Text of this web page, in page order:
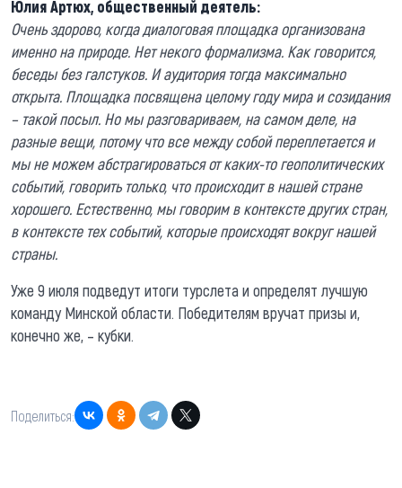
Юлия Артюх, общественный деятель:
Очень здорово, когда диалоговая площадка организована
именно на природе. Нет некого формализма. Как говорится,
беседы без галстуков. И аудитория тогда максимально
открыта. Площадка посвящена целому году мира и созидания
– такой посыл. Но мы разговариваем, на самом деле, на
разные вещи, потому что все между собой переплетается и
мы не можем абстрагироваться от каких-то геополитических
событий, говорить только, что происходит в нашей стране
хорошего. Естественно, мы говорим в контексте других стран,
в контексте тех событий, которые происходят вокруг нашей
страны.
Уже 9 июля подведут итоги турслета и определят лучшую
команду Минской области. Победителям вручат призы и,
конечно же, – кубки.
Поделиться: